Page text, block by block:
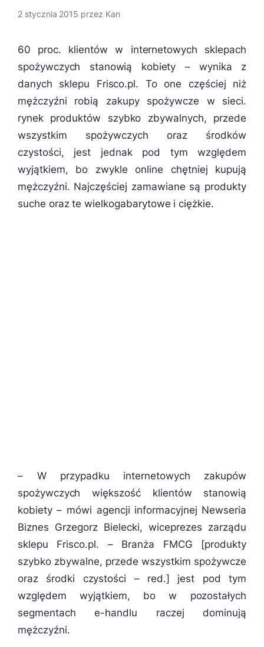
2 stycznia 2015 przez Kan
60 proc. klientów w internetowych sklepach
spożywczych stanowią kobiety – wynika z
danych sklepu Frisco.pl. To one częściej niż
mężczyźni robią zakupy spożywcze w sieci.
rynek produktów szybko zbywalnych, przede
wszystkim spożywczych oraz środków
czystości, jest jednak pod tym względem
wyjątkiem, bo zwykle online chętniej kupują
mężczyźni. Najczęściej zamawiane są produkty
suche oraz te wielkogabarytowe i ciężkie.
–W przypadku internetowych zakupów
spożywczych większość klientów stanowią
kobiety– mówi agencji informacyjnej Newseria
Biznes Grzegorz Bielecki, wiceprezes zarządu
sklepu Frisco.pl. – Branża FMCG [produkty
szybko zbywalne, przede wszystkim spożywcze
oraz środki czystości – red.] jest pod tym
względem wyjątkiem, bo w pozostałych
segmentach e-handlu raczej dominują
mężczyźni.